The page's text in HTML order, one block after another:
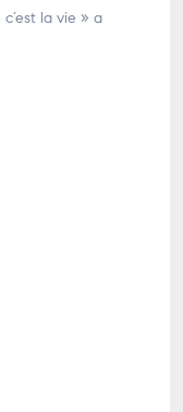
la vie » a